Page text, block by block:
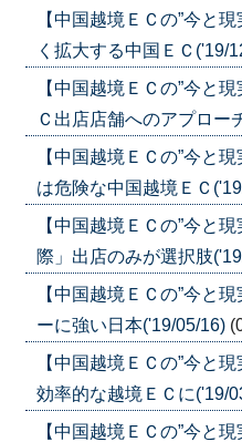
【中国越境ＥＣの”今と
く拡大する中国ＥＣ('19/
【中国越境ＥＣの”今と
Ｃ出店店舗へのアプロー
【中国越境ＥＣの”今と
は危険な中国越境ＥＣ
【中国越境ＥＣの”今と
際」出店のみが選択肢
【中国越境ＥＣの”今と
ーに強い日本('19/05/16)
【中国越境ＥＣの”今と
効率的な越境ＥＣに('19/
【中国越境ＥＣの”今と